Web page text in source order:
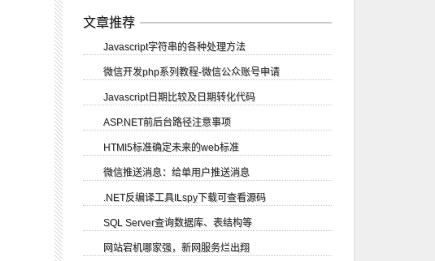
文章推荐
Javascript字符串的各种处理方法
微信开发php系列教程-微信公众账号申请
Javascript日期比较及日期转化代码
ASP.NET前后台路径注意事项
HTMl5标准确定未来的web标准
微信推送消息：给单用户推送消息
.NET反编译工具ILspy下载可查看源码
SQL Server查询数据库、表结构等
网站宕机哪家强，新网服务烂出翔